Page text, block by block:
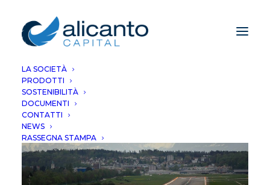
LA SOCIETÀ
PRODOTTI
SOSTENIBILITÀ
DOCUMENTI
CONTATTI
NEWS
RASSEGNA STAMPA